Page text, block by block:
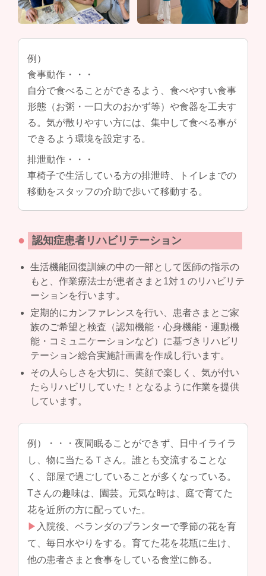
例）
食事動作・・・
自分で食べることができるよう、食べやすい食事
形態（お粥・一口大のおかず等）や食器を工夫す
る。気が散りやすい方には、集中して食べる事が
できるよう環境を設定する。
排泄動作・・・
車椅子で生活している方の排泄時、トイレまでの
移動をスタッフの介助で歩いて移動する。
● 認知症患者リハビリテーション
生活機能回復訓練の中の一部として医師の指示の
もと、作業療法士が患者さまと1対１のリハビリテ
ーションを行います。
定期的にカンファレンスを行い、患者さまとご家
族のご希望と検査（認知機能・心身機能・運動機
能・コミュニケーションなど）に基づきリハビリ
テーション総合実施計画書を作成し行います。
その人らしさを大切に、笑顔で楽しく、気が付い
たらリハビリしていた！となるように作業を提供
しています。
例）・・・夜間眠ることができず、日中イライラ
し、物に当たるＴさん。誰とも交流することな
く、部屋で過ごしていることが多くなっている。
Tさんの趣味は、園芸。元気な時は、庭で育てた
花を近所の方に配っていた。
▶︎ 入院後、ベランダのプランターで季節の花を育
て、毎日水やりをする。育てた花を花瓶に生け、
他の患者さまと食事をしている食堂に飾る。